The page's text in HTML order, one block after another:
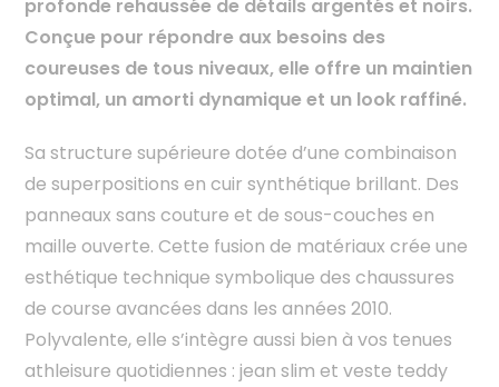
profonde rehaussée de détails argentés et noirs.
Conçue pour répondre aux besoins des
coureuses de tous niveaux, elle offre un maintien
optimal, un amorti dynamique et un look raffiné.
Sa structure supérieure dotée d’une combinaison
de superpositions en cuir synthétique brillant. Des
panneaux sans couture et de sous-couches en
maille ouverte. Cette fusion de matériaux crée une
esthétique technique symbolique des chaussures
de course avancées dans les années 2010.
Polyvalente, elle s’intègre aussi bien à vos tenues
athleisure quotidiennes : jean slim et veste teddy